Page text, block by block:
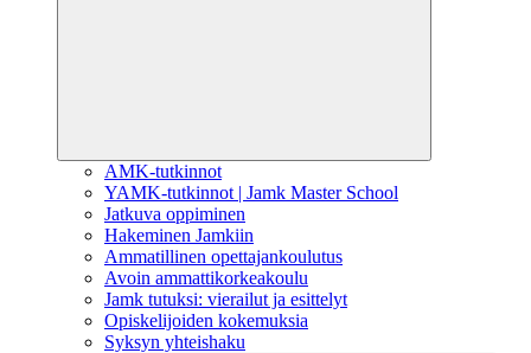
AMK-tutkinnot
YAMK-tutkinnot | Jamk Master School
Jatkuva oppiminen
Hakeminen Jamkiin
Ammatillinen opettajankoulutus
Avoin ammattikorkeakoulu
Jamk tutuksi: vierailut ja esittelyt
Opiskelijoiden kokemuksia
Syksyn yhteishaku